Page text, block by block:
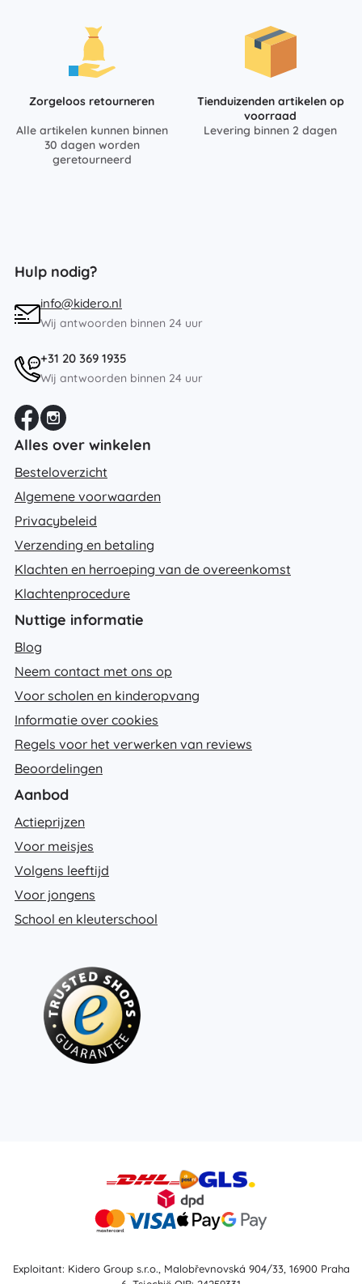
Zorgeloos retourneren
Alle artikelen kunnen binnen
30 dagen worden
geretourneerd
Tienduizenden artikelen op
voorraad
Levering binnen 2 dagen
Hulp nodig?
info@kidero.nl
Wij antwoorden binnen 24 uur
+31 20 369 1935
Wij antwoorden binnen 24 uur
Alles over winkelen
Besteloverzicht
Algemene voorwaarden
Privacybeleid
Verzending en betaling
Klachten en herroeping van de overeenkomst
Klachtenprocedure
Nuttige informatie
Blog
Neem contact met ons op
Voor scholen en kinderopvang
Informatie over cookies
Regels voor het verwerken van reviews
Beoordelingen
Aanbod
Actieprijzen
Voor meisjes
Volgens leeftijd
Voor jongens
School en kleuterschool
Exploitant: Kidero Group s.r.o., Malobřevnovská 904/33, 16900 Praha